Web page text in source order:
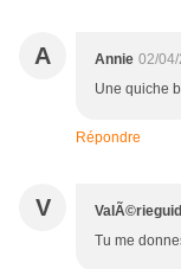
A Annie 02/
Une quiche
Répondre
V
Tu me